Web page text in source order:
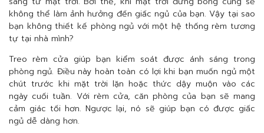
không thể làm ảnh hưởng đến giấc ngủ của bạn. Vậy tại sao
bạn không thiết kế phòng ngủ với một hệ thống rèm tương
tự tại nhà mình?
Treo rèm cửa giúp bạn kiểm soát được ánh sáng trong
phòng ngủ. Điều này hoàn toàn có lợi khi bạn muốn ngủ một
chút trước khi mặt trời lặn hoặc thức dậy muộn vào các
ngày cuối tuần. Với rèm cửa, căn phòng của bạn sẽ mang
cảm giác tối hơn. Ngược lại, nó sẽ giúp bạn có được giấc
ngủ dễ dàng hơn.